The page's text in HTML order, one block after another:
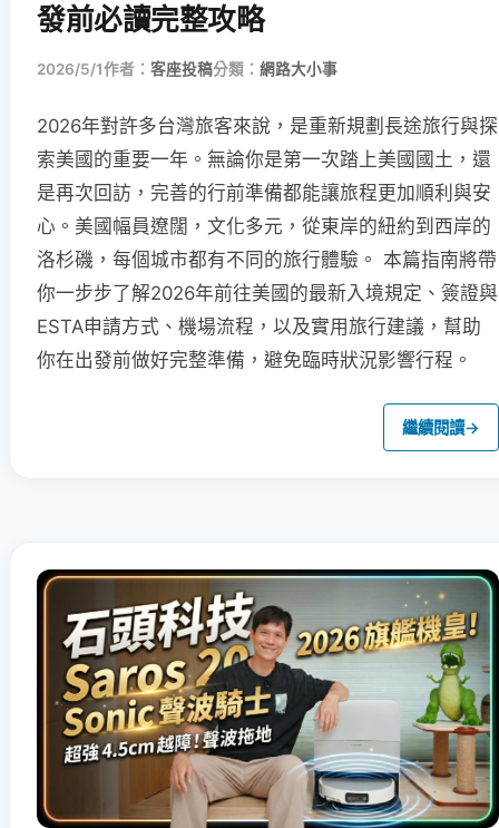
發前必讀完整攻略
2026/5/1作者： 客座投稿分類： 網路大小事
2026年對許多台灣旅客來說，是重新規劃長途旅行與探
索美國的重要一年。無論你是第一次踏上美國國土，還
是再次回訪，完善的行前準備都能讓旅程更加順利與安
心。美國幅員遼闊，文化多元，從東岸的紐約到西岸的
洛杉磯，每個城市都有不同的旅行體驗。 本篇指南將帶
你一步步了解2026年前往美國的最新入境規定、簽證與
ESTA申請方式、機場流程，以及實用旅行建議，幫助
你在出發前做好完整準備，避免臨時狀況影響行程。
繼續閱讀→